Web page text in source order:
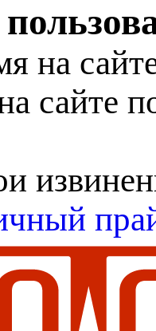
на
сайте